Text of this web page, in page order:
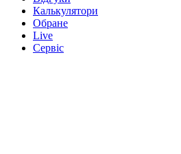
Калькулятори
Обране
Live
Сервіс